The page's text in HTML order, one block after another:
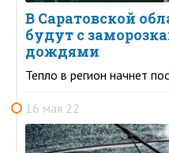
В Саратовской
будут с
дождями
Тепло в регион начнет
16 мая 22